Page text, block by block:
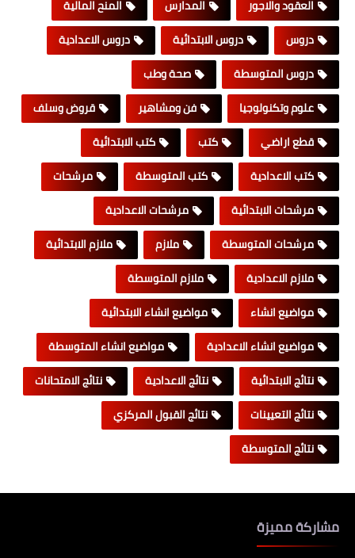
العقود والاجور
المدارس
المنح المالية
دروس
دروس الابتدائية
دروس الاعدادية
دروس المتوسطة
صحة وطب
علوم وتكنولوجيا
فن ومشاهير
قروض وسلف
قطع اراضي
كتب
كتب الابتدائية
كتب الاعدادية
كتب المتوسطة
مرشحات
مرشحات الابتدائية
مرشحات الاعدادية
مرشحات المتوسطة
ملازم
ملازم الابتدائية
ملازم الاعدادية
ملازم المتوسطة
مواضيع انشاء
مواضيع انشاء الابتدائية
مواضيع انشاء الاعدادية
مواضيع انشاء المتوسطة
نتائج الابتدائية
نتائج الاعدادية
نتائج الامتحانات
نتائج التعيينات
نتائج القبول المركزي
نتائج المتوسطة
مشاركة مميزة